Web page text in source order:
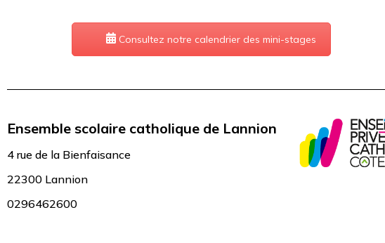
Consultez notre calendrier des mini-stages
Ensemble scolaire catholique de Lannion
4 rue de la Bienfaisance
22300 Lannion
0296462600